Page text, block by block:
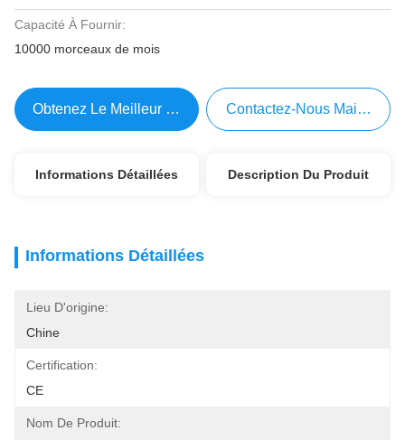
Capacité À Fournir:
10000 morceaux de mois
Obtenez Le Meilleur Prix Contactez-Nous Maintenant
Informations Détaillées Description Du Produit
Informations Détaillées
Lieu D'origine:
Chine
Certification:
CE
Nom De Produit: